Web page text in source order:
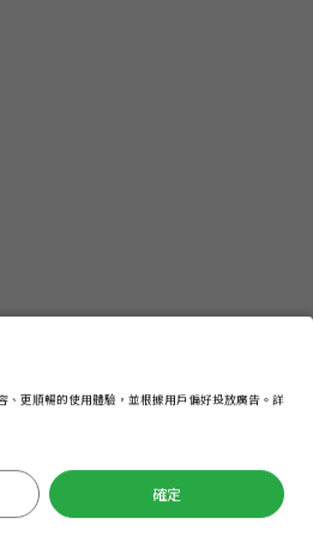
、更順暢的使用體驗，並根據用戶偏好投放廣告。詳
確定